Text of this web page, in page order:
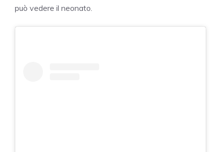
può vedere il neonato.